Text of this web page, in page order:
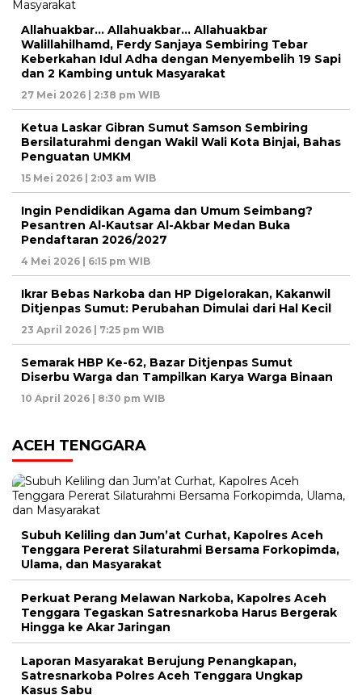
Allahuakbar… Allahuakbar… Allahuakbar
Walillahilhamd, Ferdy Sanjaya Sembiring Tebar
Keberkahan Idul Adha dengan Menyembelih 19 Sapi
dan 2 Kambing untuk Masyarakat
27 Mei 2026 | 2:38 pm WIB
Ketua Laskar Gibran Sumut Samson Sembiring
Bersilaturahmi dengan Wakil Wali Kota Binjai, Bahas
Penguatan UMKM
15 Mei 2026 | 2:03 am WIB
Ingin Pendidikan Agama dan Umum Seimbang?
Pesantren Al-Kautsar Al-Akbar Medan Buka
Pendaftaran 2026/2027
4 Mei 2026 | 6:15 pm WIB
Ikrar Bebas Narkoba dan HP Digelorakan, Kakanwil
Ditjenpas Sumut: Perubahan Dimulai dari Hal Kecil
23 April 2026 | 7:25 pm WIB
Semarak HBP Ke-62, Bazar Ditjenpas Sumut
Diserbu Warga dan Tampilkan Karya Warga Binaan
10 April 2026 | 8:30 pm WIB
ACEH TENGGARA
Subuh Keliling dan Jum’at Curhat, Kapolres Aceh
Tenggara Pererat Silaturahmi Bersama Forkopimda,
Ulama, dan Masyarakat
Perkuat Perang Melawan Narkoba, Kapolres Aceh
Tenggara Tegaskan Satresnarkoba Harus Bergerak
Hingga ke Akar Jaringan
Laporan Masyarakat Berujung Penangkapan,
Satresnarkoba Polres Aceh Tenggara Ungkap
Kasus Sabu